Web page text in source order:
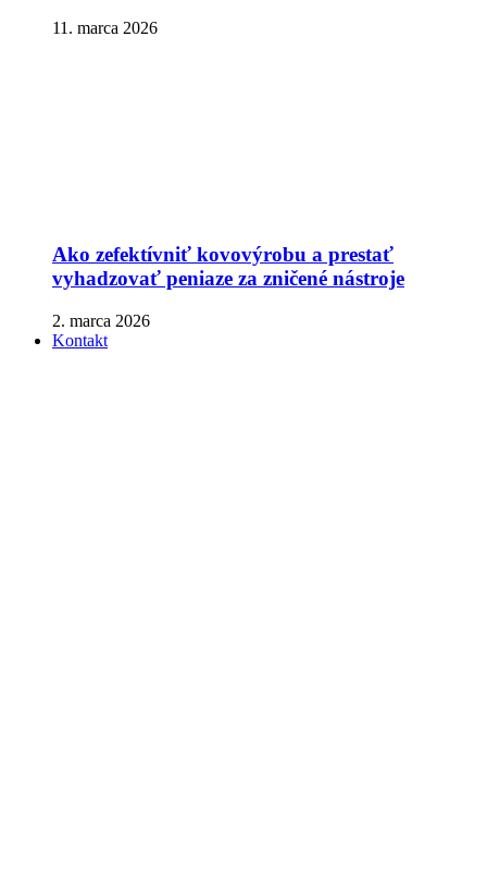
11. marca 2026
Ako zefektívniť kovovýrobu a prestať
vyhadzovať peniaze za zničené nástroje
2. marca 2026
Kontakt